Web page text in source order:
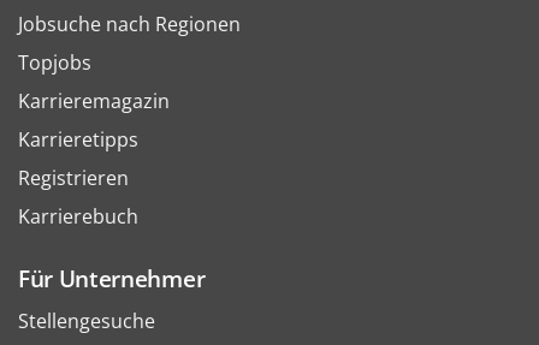
Jobsuche nach Regionen
Topjobs
Karrieremagazin
Karrieretipps
Registrieren
Karrierebuch
Für Unternehmer
Stellengesuche